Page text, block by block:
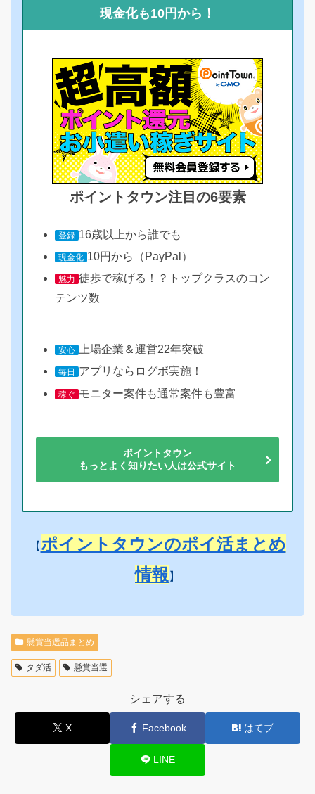
現金化も10円から！
ポイントタウン注目の6要素
登録 16歳以上から誰でも
現金化 10円から（PayPal）
魅力 徒歩で稼げる！？トップクラスのコン
テンツ数
安心 上場企業＆運営22年突破
毎日 アプリならログボ実施！
稼ぐ モニター案件も通常案件も豊富
ポイントタウン
もっとよく知りたい人は公式サイト
【ポイントタウンのポイ活まとめ
情報 】
懸賞当選品まとめ
タダ活 懸賞当選
シェアする
X Facebook はてブ
LINE